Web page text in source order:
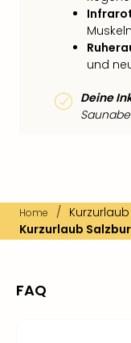
und
Deine
Home / Kurzurlaub
Kurzurlaub
FAQ